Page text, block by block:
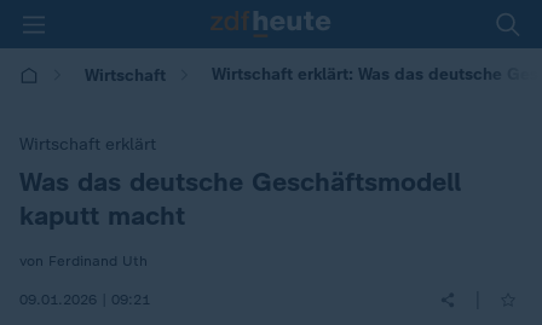
Wirtschaft Wirtschaft erklärt: Was das deutsche
Wirtschaft erklärt
:
Was das deutsche Geschäftsmodell
kaputt macht
von Ferdinand Uth
09.01.2026 | 09:21